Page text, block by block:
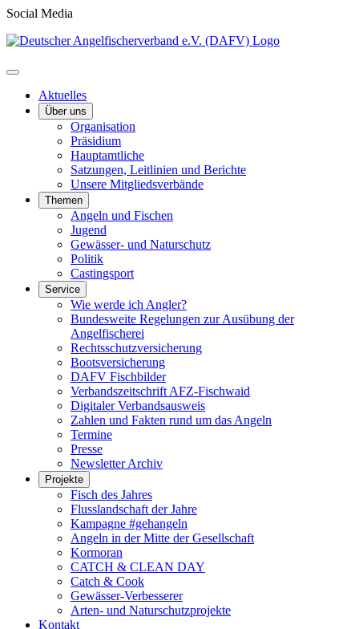
Social Media
Aktuelles
Über uns
Organisation
Präsidium
Hauptamtliche
Satzungen, Leitlinien und Berichte
Unsere Mitgliedsverbände
Themen
Angeln und Fischen
Jugend
Gewässer- und Naturschutz
Politik
Castingsport
Service
Wie werde ich Angler?
Bundesweite Regelungen zur Ausübung der
Angelfischerei
Rechtsschutzversicherung
Bootsversicherung
DAFV Fischbilder
Verbandszeitschrift AFZ-Fischwaid
Digitaler Verbandsausweis
Zahlen und Fakten rund um das Angeln
Termine
Presse
Newsletter Archiv
Projekte
Fisch des Jahres
Flusslandschaft der Jahre
Kampagne #gehangeln
Angeln in der Mitte der Gesellschaft
Kormoran
CATCH & CLEAN DAY
Catch & Cook
Gewässer-Verbesserer
Arten- und Naturschutzprojekte
Kontakt